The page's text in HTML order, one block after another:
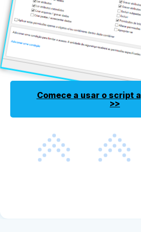
Comece a usar o script
>>